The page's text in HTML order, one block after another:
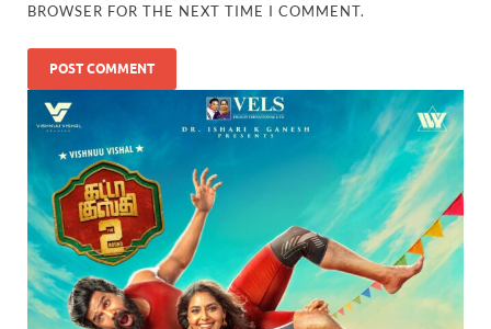
BROWSER FOR THE NEXT TIME I COMMENT.